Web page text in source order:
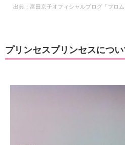
出典： 富田京子オフィシャルブログ「フロム
プリンセスプリンセスにつ